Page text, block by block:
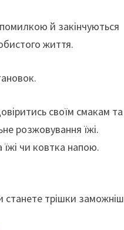
й закінчуються
життя.
своїм смакам та
розжовування їжі.
чи ковтка напою.
станете трішки